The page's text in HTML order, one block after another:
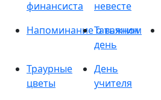
финансиста
невесте
Напоминание о важном
Татьянин
день
Траурные
цветы
День
учителя